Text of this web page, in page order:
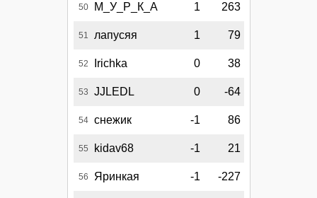
50 М_У_Р_К_А 1 263
51 лапусяя 1 79
52 Irichka 0 38
53 JJLEDL 0 -64
54 снежик -1 86
55 kidav68 -1 21
56 Яринкая -1 -227